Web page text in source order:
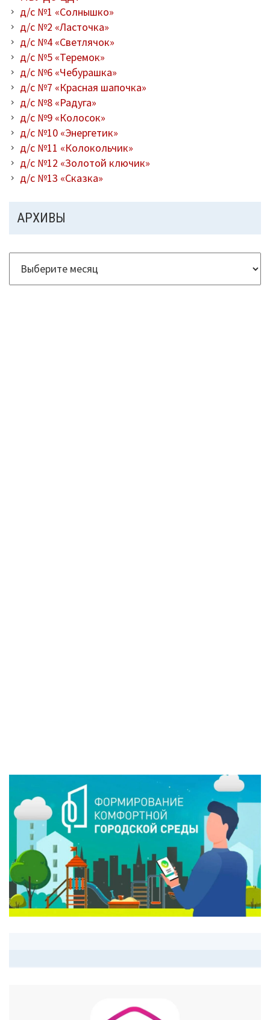
д/с №1 «Солнышко»
д/с №2 «Ласточка»
д/с №4 «Светлячок»
д/с №5 «Теремок»
д/с №6 «Чебурашка»
д/с №7 «Красная шапочка»
д/с №8 «Радуга»
д/с №9 «Колосок»
д/с №10 «Энергетик»
д/с №11 «Колокольчик»
д/с №12 «Золотой ключик»
д/с №13 «Сказка»
АРХИВЫ